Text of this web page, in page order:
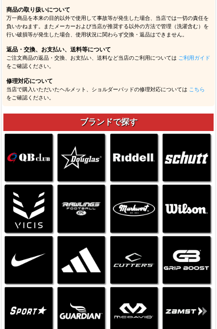
商品の取り扱いについて
万一商品を本来の目的以外で使用して事故等が発生した場合、当店では一切の責任を
負いかねます。またメーカーおよび当店が推奨する以外の方法で管理（洗濯含む）を
行い破損等が発生した場合、使用状況に関わらず交換・返品はできません。
返品・交換、お支払い、送料等について
ご注文商品の返品・交換、お支払い、送料など当店のご利用については ご利用ガイド
をご確認ください。
修理対応について
当店で購入いただいたヘルメット、ショルダーパッドの修理対応については こちら
をご確認ください。
ブランドで探す